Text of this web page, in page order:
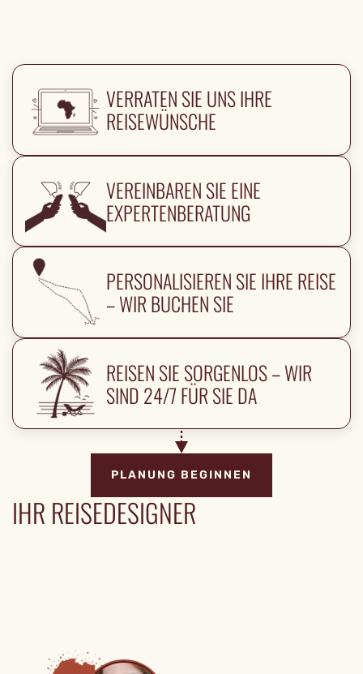
VERRATEN SIE UNS IHRE
REISEWÜNSCHE
VEREINBAREN SIE EINE
EXPERTENBERATUNG
PERSONALISIEREN SIE IHRE REISE
– WIR BUCHEN SIE
REISEN SIE SORGENLOS – WIR
SIND 24/7 FÜR SIE DA
PLANUNG BEGINNEN
IHR REISEDESIGNER